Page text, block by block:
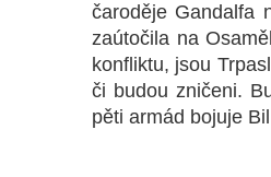
čaroděje Gandalfa
zaútočila na
konfliktu, jsou
či budou zničeni.
pěti armád bojuje